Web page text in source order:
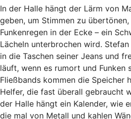
In der Halle hängt der Lärm von
geben, um Stimmen zu
Funkenregen in der Ecke – ein
Lächeln unterbrochen wird.
in die Taschen seiner Jeans und
läuft, wenn es rumort und Funken
Fließbands kommen die Speicher
Helfer, die fast überall gebraucht
der Halle hängt ein Kalender, wie
die mal von Metall und kahlen